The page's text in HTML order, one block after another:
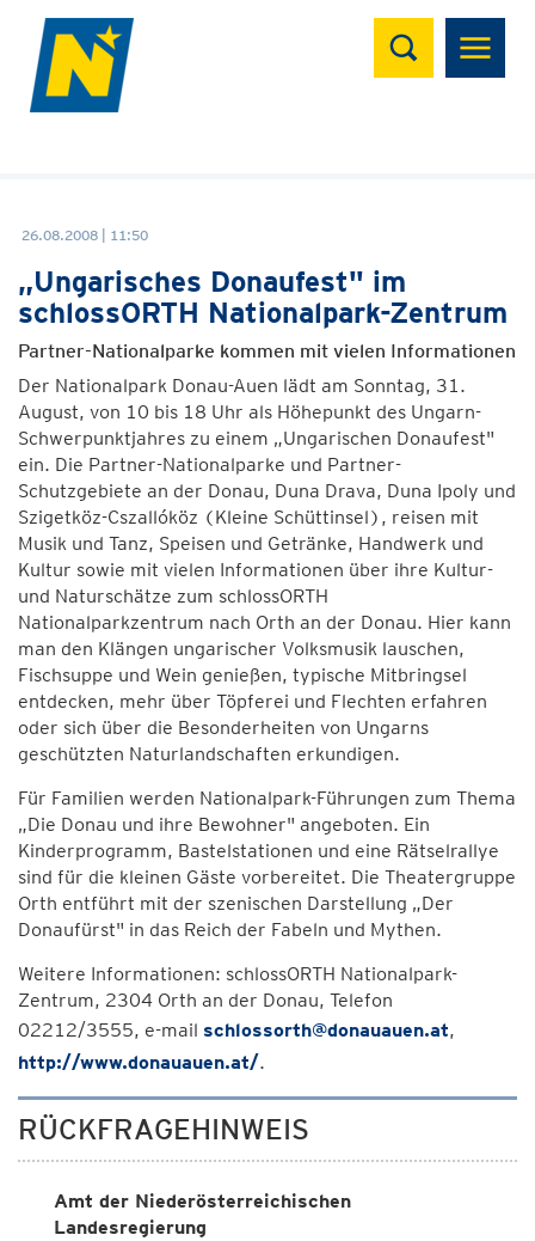
Suchen
26.08.2008 | 11:50
„Ungarisches Donaufest" im
schlossORTH Nationalpark-Zentrum
Partner-Nationalparke kommen mit vielen Informationen
Der Nationalpark Donau-Auen lädt am Sonntag, 31.
August, von 10 bis 18 Uhr als Höhepunkt des Ungarn-
Schwerpunktjahres zu einem „Ungarischen Donaufest"
ein. Die Partner-Nationalparke und Partner-
Schutzgebiete an der Donau, Duna Drava, Duna Ipoly und
Szigetköz-Cszallóköz (Kleine Schüttinsel), reisen mit
Musik und Tanz, Speisen und Getränke, Handwerk und
Kultur sowie mit vielen Informationen über ihre Kultur-
und Naturschätze zum schlossORTH
Nationalparkzentrum nach Orth an der Donau. Hier kann
man den Klängen ungarischer Volksmusik lauschen,
Fischsuppe und Wein genießen, typische Mitbringsel
entdecken, mehr über Töpferei und Flechten erfahren
oder sich über die Besonderheiten von Ungarns
geschützten Naturlandschaften erkundigen.
Für Familien werden Nationalpark-Führungen zum Thema
„Die Donau und ihre Bewohner" angeboten. Ein
Kinderprogramm, Bastelstationen und eine Rätselrallye
sind für die kleinen Gäste vorbereitet. Die Theatergruppe
Orth entführt mit der szenischen Darstellung „Der
Donaufürst" in das Reich der Fabeln und Mythen.
Weitere Informationen: schlossORTH Nationalpark-
Zentrum, 2304 Orth an der Donau, Telefon
02212/3555, e-mail schlossorth@donauauen.at,
http://www.donauauen.at/.
RÜCKFRAGEHINWEIS
Amt der Niederösterreichischen
Landesregierung